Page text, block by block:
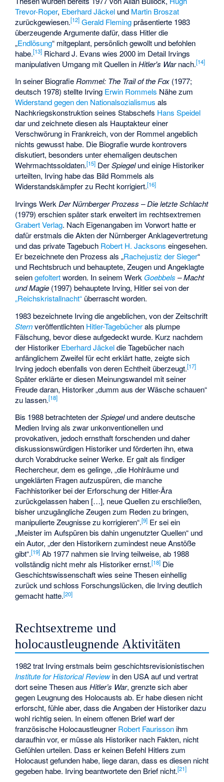
Trevor-Roper, Eberhard Jäckel und Martin Broszat
zurückgewiesen.[12] Gerald Flemingpräsentierte 1983
überzeugende Argumente dafür, dass Hitler die
„Endlösung“ mitgeplant, persönlich gewollt und befohlen
habe.[13] Richard J. Evans wies 2000 im Detail Irvings
manipulativen Umgang mit Quellen inHitler's Warnach.[14]
In seiner BiografieRommel: The Trail of the Fox (1977;
deutsch 1978) stellte Irving Erwin Rommels Nähe zum
Widerstand gegen den Nationalsozialismus als
Nachkriegskonstruktion seines Stabschefs Hans Speidel
dar und zeichnete diesen als Hauptakteur einer
Verschwörung in Frankreich, von der Rommel angeblich
nichts gewusst habe. Die Biografie wurde kontrovers
diskutiert, besonders unter ehemaligen deutschen
Wehrmachtssoldaten.[15] DerSpiegelund einige Historiker
urteilten, Irving habe das Bild Rommels als
Widerstandskämpfer zu Recht korrigiert.[16]
Irvings WerkDer Nürnberger Prozess – Die letzte Schlacht
(1979) erschien später stark erweitert im rechtsextremen
Grabert Verlag. Nach Eigenangaben im Vorwort hatte er
dafür erstmals die Akten der Nürnberger Anklagevertretung
und das private Tagebuch Robert H. Jacksons eingesehen.
Er bezeichnete den Prozess als „Rachejustiz der Sieger“
und Rechtsbruch und behauptete, Zeugen und Angeklagte
seiengefoltertworden. In seinem Werk Goebbels – Macht
und Magie (1997) behauptete Irving, Hitler sei von der
„Reichskristallnacht“ überrascht worden.
1983 bezeichnete Irving die angeblichen, von der Zeitschrift
Sternveröffentlichten Hitler-Tagebücherals plumpe
Fälschung, bevor diese aufgedeckt wurde. Kurz nachdem
der Historiker Eberhard Jäckeldie Tagebücher nach
anfänglichem Zweifel für echt erklärt hatte, zeigte sich
Irving jedoch ebenfalls von deren Echtheit überzeugt.[17]
Später erklärte er diesen Meinungswandel mit seiner
Freude daran, Historiker „dumm aus der Wäsche schauen“
zu lassen.[18]
Bis 1988 betrachteten derSpiegelund andere deutsche
Medien Irving als zwar unkonventionellen und
provokativen, jedoch ernsthaft forschenden und daher
diskussionswürdigen Historiker und förderten ihn, etwa
durch Vorabdrucke seiner Werke. Er galt als findiger
Rechercheur, dem es gelinge, „die Hohlräume und
ungeklärten Fragen aufzuspüren, die manche
Fachhistoriker bei der Erforschung der Hitler-Ära
zurückgelassen haben […], neue Quellen zu erschließen,
bisher unzugängliche Zeugen zum Reden zu bringen,
manipulierte Zeugnisse zu korrigieren“.[9] Er sei ein
„Meister im Aufspüren bis dahin ungenutzter Quellen“ und
ein Autor, „der den Historikern zumindest neue Anstöße
gibt“.[19] Ab 1977 nahmen sie Irving teilweise, ab 1988
vollständig nicht mehr als Historiker ernst.[18] Die
Geschichtswissenschaft wies seine Thesen einhellig
zurück und schloss Forschungslücken, die Irving deutlich
gemacht hatte.[20]
Rechtsextreme und
holocaustleugnende Aktivitäten
1982 trat Irving erstmals beim geschichtsrevisionistischen
Institute for Historical Reviewin den USA auf und vertrat
dort seine Thesen ausHitler’s War, grenzte sich aber
gegen Leugnung des Holocausts ab. Er habe diesen nicht
erforscht, fühle aber, dass die Angaben der Historiker dazu
wohl richtig seien. In einem offenen Brief warf der
französische Holocaustleugner Robert Faurisson ihm
daraufhin vor, er müsse als Historiker nach Fakten, nicht
Gefühlen urteilen. Dass er keinen Befehl Hitlers zum
Holocaust gefunden habe, liege daran, dass es diesen nicht
gegeben habe. Irving beantwortete den Brief nicht.[21]